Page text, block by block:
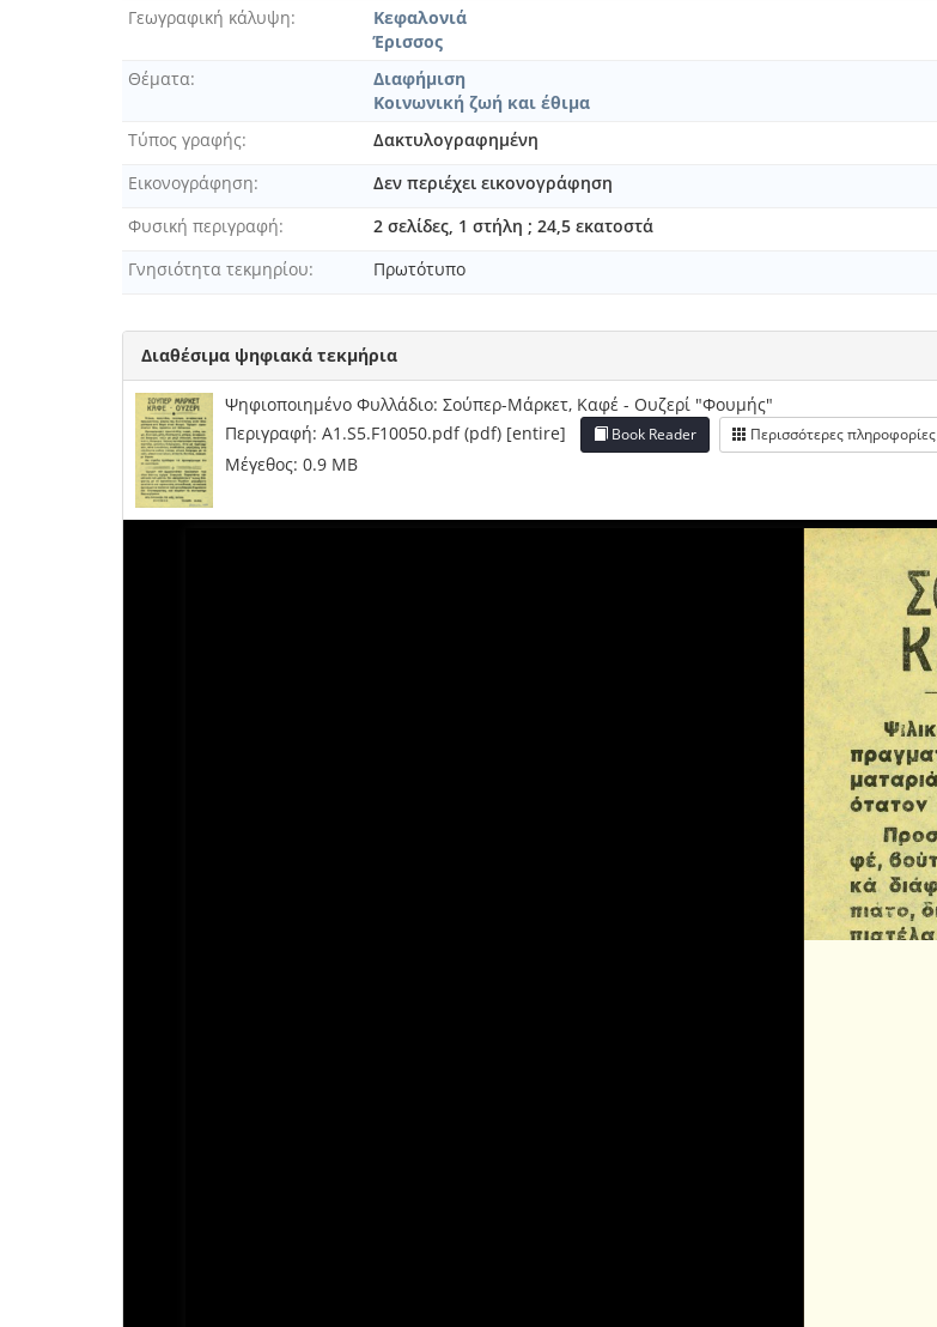
Γεωγραφική κάλυψη
Κεφαλονιά
Έρισσος
Θέματα
Διαφήμιση
Κοινωνική ζωή και έθιμα
Τύπος γραφής
Δακτυλογραφημένη
Εικονογράφηση
Δεν περιέχει εικονογράφηση
Φυσική περιγραφή
2 σελίδες, 1 στήλη ; 24,5 εκατοστά
Γνησιότητα τεκμηρίου
Πρωτότυπο
Διαθέσιμα ψηφιακά τεκμήρια
Ψηφιοποιημένο Φυλλάδιο: Σούπερ-Μάρκετ, Καφέ - Ουζερί "Φουμής"
Περιγραφή: A1.S5.F10050.pdf (pdf) [entire]
Book Reader Περισσότερες πληροφορίες
Μέγεθος: 0.9 MB